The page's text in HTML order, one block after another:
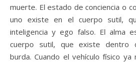
muerte. El estado de conciencia o
uno existe en el cuerpo sutil,
inteligencia y ego falso. El alma
cuerpo sutil, que existe dentro
burda. Cuando el vehículo físico ya